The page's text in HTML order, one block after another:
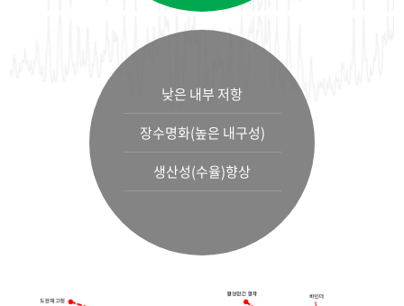
낮은 내부 저항
장수명화(높은 내구성)
생산성(수율)향상